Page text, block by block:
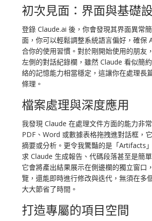
初次見面：界面與基礎
登錄 Claude.ai 後，你會發現其界面異常
面，你可以輕鬆調整系統語言偏好，確保
合你的使用習慣。對於剛開始使用的朋友
左側的對話紀錄欄，雖然 Claude 看似簡
絡的記憶能力相當穩定，這讓你在處理長
條理。
檔案處理與深度應用
我發現 Claude 在處理文件方面的能力非
PDF、Word 或數據表格拖拽進對話框，
摘要或分析。更令我驚豔的是「Artifacts
求 Claude 生成報告、代碼段落甚至是簡
它會將產出結果展示在側邊欄的獨立窗口
覽，還能即時進行修改與迭代，無須在多
大大節省了時間。
打造專屬的項目空間